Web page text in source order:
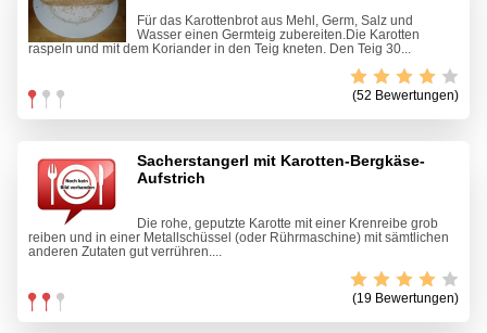
Für das Karottenbrot aus Mehl, Germ, Salz und
Wasser einen Germteig zubereiten.Die Karotten
raspeln und mit dem Koriander in den Teig kneten. Den Teig 30...
(52 Bewertungen)
Sacherstangerl mit Karotten-Bergkäse-
Aufstrich
Die rohe, geputzte Karotte mit einer Krenreibe grob
reiben und in einer Metallschüssel (oder Rührmaschine) mit sämtlichen
anderen Zutaten gut verrühren....
(19 Bewertungen)